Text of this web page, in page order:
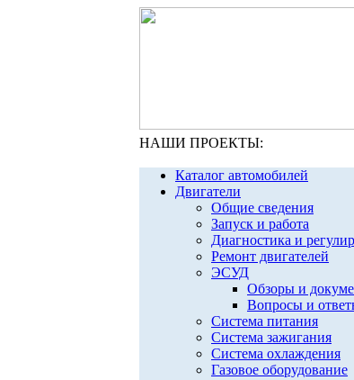
НАШИ ПРОЕКТЫ:
Каталог автомобилей
Двигатели
Общие сведения
Запуск и работа
Диагностика и
Ремонт двигателей
ЭСУД
Обзоры и
Вопросы и
Система питания
Система зажигания
Система охлаждения
Газовое оборудование